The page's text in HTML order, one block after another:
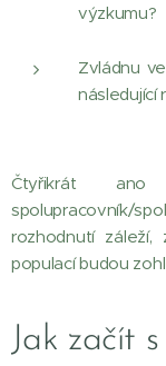
výzkumu?
Zvládnu
následující
Čtyřikrát
rozhodnutí
populací budou
Jak začít